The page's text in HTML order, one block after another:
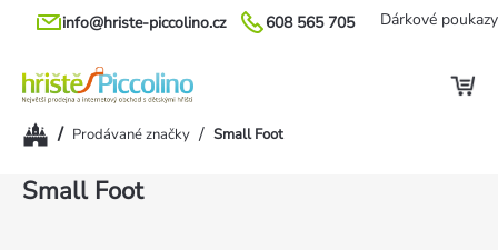
Přejít
608 565 705
info@hriste-piccolino.cz Dárkové poukazy
Domů/ Prodávané značky / Small Foot
Small Foot
Výpis